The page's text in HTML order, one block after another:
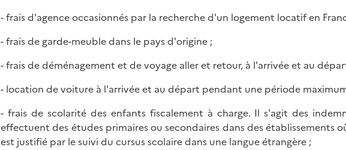
- frais d'agence occasionnés par la recherche d'un logement locatif en
- frais de garde-meuble dans le pays d'origine ;
- frais de déménagement et de voyage aller et retour, à l'arrivée et au
- location de voiture à l'arrivée et au départ pendant une période
- frais de scolarité des enfants fiscalement à charge. Il s'agit des
effectuent des études primaires ou secondaires dans des établissements
est justifié par le suivi du cursus scolaire dans une langue étrangère ;